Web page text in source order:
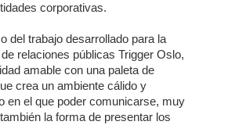
corporativas.
del trabajo desarrollado para la
relaciones públicas Trigger Oslo,
amable con una paleta de
crea un ambiente cálido y
en el que poder comunicarse, muy
la forma de presentar los